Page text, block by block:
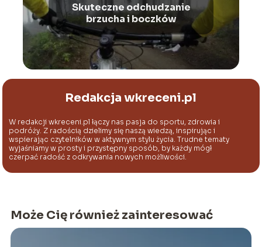
Skuteczne odchudzanie
brzucha i boczków
Redakcja wkreceni.pl
W redakcji wkreceni.pl łączy nas pasja do sportu, zdrowia i
podróży. Z radością dzielimy się naszą wiedzą, inspirując i
wspierając czytelników w aktywnym stylu życia. Trudne tematy
wyjaśniamy w prosty i przystępny sposób, by każdy mógł
czerpać radość z odkrywania nowych możliwości.
Może Cię również zainteresować